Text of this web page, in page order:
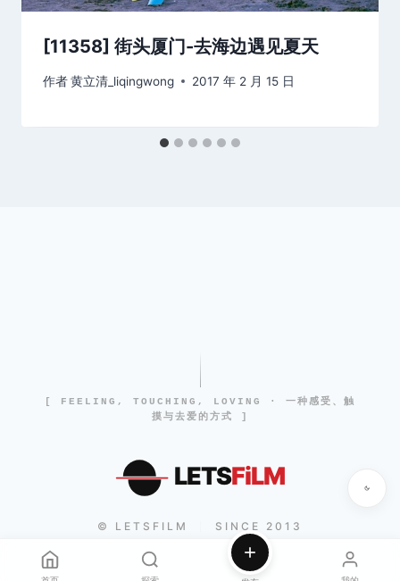
[11358] 街头厦门-去海边遇见夏天
作者黄立清_liqingwong 2017 年 2 月 15 日
[ FEELING, TOUCHING, LOVING · 一种感受、触
摸与去爱的方式 ]
LETSFiLM
© LETSFILM SINCE 2013